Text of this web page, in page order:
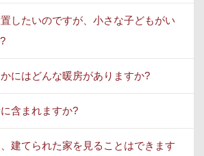
したいのですが、小さな子どもがい
にはどんな暖房がありますか?
含まれますか?
建てられた家を見ることはできます